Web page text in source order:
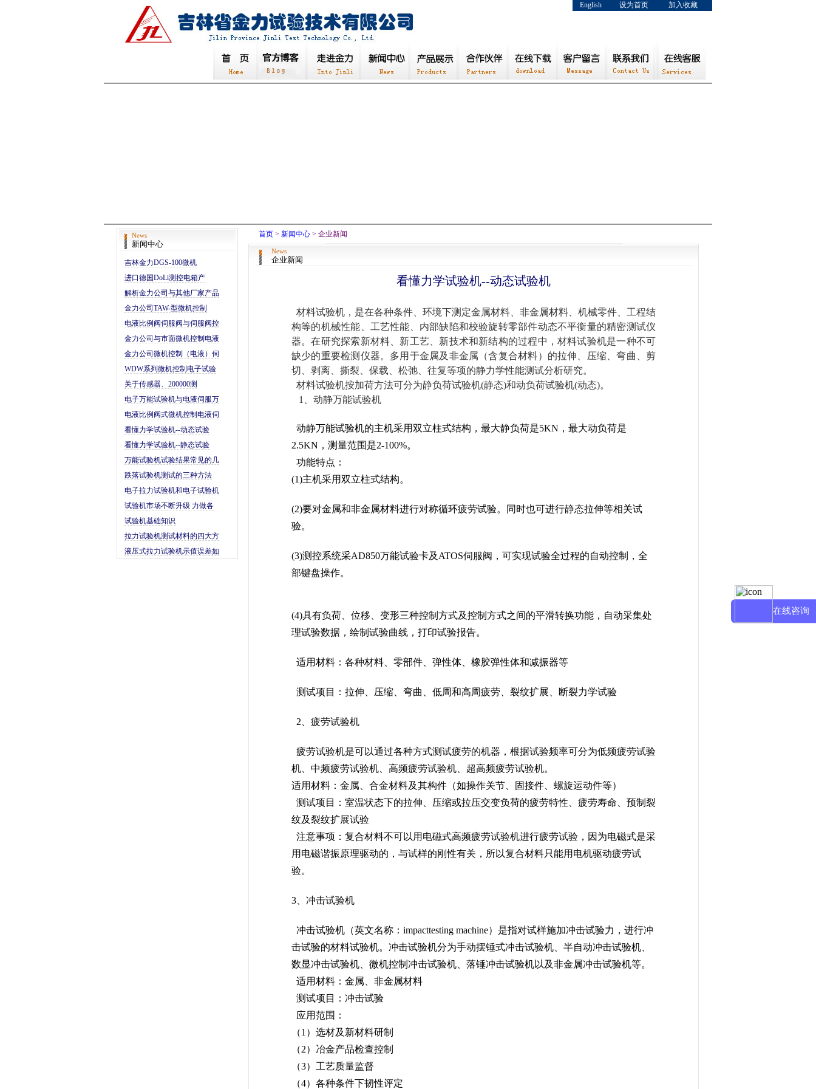
English 设为首页 加入收藏
News
新闻中心
吉林金力DGS-100微机
进口德国DoLi测控电箱产
解析金力公司与其他厂家产品
金力公司TAW-型微机控制
电液比例阀伺服阀与伺服阀控
金力公司与市面微机控制电液
金力公司微机控制（电液）伺
WDW系列微机控制电子试验
关于传感器、200000测
电子万能试验机与电液伺服万
电液比例阀式微机控制电液伺
看懂力学试验机--动态试验
看懂力学试验机--静态试验
万能试验机试验结果常见的几
跌落试验机测试的三种方法
电子拉力试验机和电子试验机
试验机市场不断升级 力做各
试验机基础知识
拉力试验机测试材料的四大方
液压式拉力试验机示值误差如
首页 > 新闻中心 > 企业新闻
News
企业新闻
看懂力学试验机--动态试验机
材料试验机，是在各种条件、环境下测定金属材料、非金属材料、机械零件、工程结
构等的机械性能、工艺性能、内部缺陷和校验旋转零部件动态不平衡量的精密测试仪
器。在研究探索新材料、新工艺、新技术和新结构的过程中，材料试验机是一种不可
缺少的重要检测仪器。多用于金属及非金属（含复合材料）的拉伸、压缩、弯曲、剪
切、剥离、撕裂、保载、松弛、往复等项的静力学性能测试分析研究。
材料试验机按加荷方法可分为静负荷试验机(静态)和动负荷试验机(动态)。
1、动静万能试验机
动静万能试验机的主机采用双立柱式结构，最大静负荷是5KN，最大动负荷是
2.5KN，测量范围是2-100%。
功能特点：
(1)主机采用双立柱式结构。
(2)要对金属和非金属材料进行对称循环疲劳试验。同时也可进行静态拉伸等相关试
验。
(3)测控系统采AD850万能试验卡及ATOS伺服阀，可实现试验全过程的自动控制，全
部键盘操作。
(4)具有负荷、位移、变形三种控制方式及控制方式之间的平滑转换功能，自动采集处
理试验数据，绘制试验曲线，打印试验报告。
适用材料：各种材料、零部件、弹性体、橡胶弹性体和减振器等
测试项目：拉伸、压缩、弯曲、低周和高周疲劳、裂纹扩展、断裂力学试验
2、疲劳试验机
疲劳试验机是可以通过各种方式测试疲劳的机器，根据试验频率可分为低频疲劳试验
机、中频疲劳试验机、高频疲劳试验机、超高频疲劳试验机。
适用材料：金属、合金材料及其构件（如操作关节、固接件、螺旋运动件等）
测试项目：室温状态下的拉伸、压缩或拉压交变负荷的疲劳特性、疲劳寿命、预制裂
纹及裂纹扩展试验
注意事项：复合材料不可以用电磁式高频疲劳试验机进行疲劳试验，因为电磁式是采
用电磁谐振原理驱动的，与试样的刚性有关，所以复合材料只能用电机驱动疲劳试
验。
3、冲击试验机
冲击试验机（英文名称：impacttesting machine）是指对试样施加冲击试验力，进行冲
击试验的材料试验机。冲击试验机分为手动摆锤式冲击试验机、半自动冲击试验机、
数显冲击试验机、微机控制冲击试验机、落锤冲击试验机以及非金属冲击试验机等。
适用材料：金属、非金属材料
测试项目：冲击试验
应用范围：
（1）选材及新材料研制
（2）冶金产品检查控制
（3）工艺质量监督
（4）各种条件下韧性评定
在线咨询